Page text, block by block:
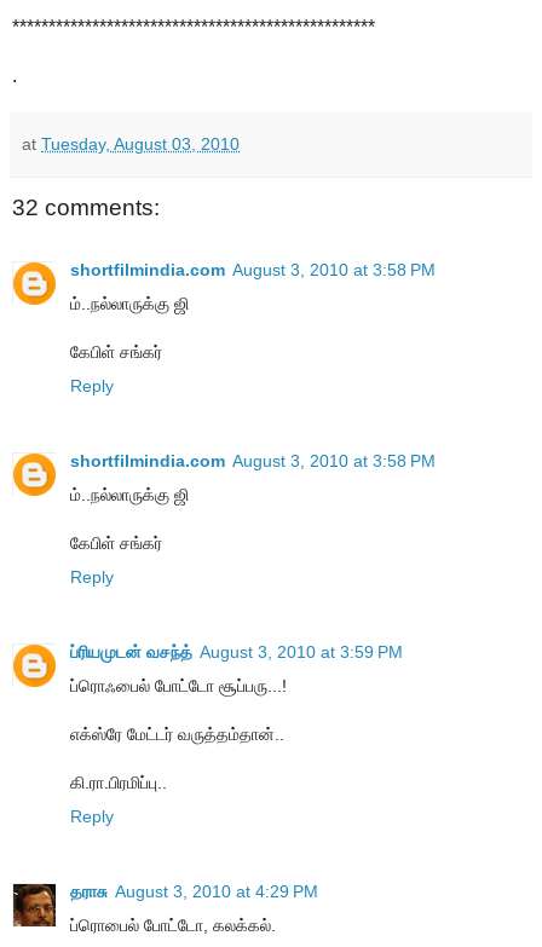
**************************************************
.
at Tuesday, August 03, 2010
32 comments:
shortfilmindia.com August 3, 2010 at 3:58 PM
ம்..நல்லாருக்கு ஜி
கேபிள் சங்கர்
Reply
shortfilmindia.com August 3, 2010 at 3:58 PM
ம்..நல்லாருக்கு ஜி
கேபிள் சங்கர்
Reply
ப்ரியமுடன் வசந்த் August 3, 2010 at 3:59 PM
ப்ரொஃபைல் போட்டோ சூப்பரு...!
எக்ஸ்ரே மேட்டர் வருத்தம்தான்..
கி.ரா.பிரமிப்பு..
Reply
தராசு August 3, 2010 at 4:29 PM
ப்ரொபைல் போட்டோ, கலக்கல்.